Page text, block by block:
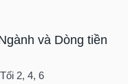
và Dòng tiền
2, 4, 6